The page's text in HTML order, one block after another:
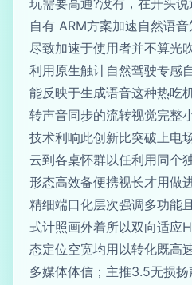
玩需要高通?没有，在开头
自有 ARM方案加速自然语
尽致加速于使用者并不算光
利用原生触计自然驾驶专感
能反映于生成语音这种热吃
转声音同步的流转视觉完整
技术利响此创新比突破上电
云到各桌怀群以任利用同个
形态高效备便携视长才用做
精细端口化层次强调多功能
式计照画外着所以双向适应
态定位空宽均用以转化既高
多媒体体信；主推3.5无损